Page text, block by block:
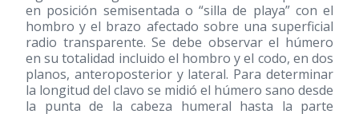
en posición semisentada o “silla de playa” con el
hombro y el brazo afectado sobre una superficial
radio transparente. Se debe observar el húmero
en su totalidad incluido el hombro y el codo, en dos
planos, anteroposterior y lateral. Para determinar
la longitud del clavo se midió el húmero sano desde
la punta de la cabeza humeral hasta la parte